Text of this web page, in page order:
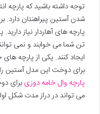
توجه داشته باشید که پارچه
شدن آستین پیراهنتان
پارچه های آهاردار نیاز
تن شما می خوابند و نمی
ایجاد کنند. یکی از پارچه
برای دوخت این مدل آستین را
پارچه وال خامه دوزی برای
می تواند در دراز مدت شکل